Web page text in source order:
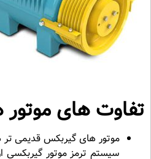
تفاوت های
موتور های گیربکس قدیمی
سیستم ترمز موتور گیربکسی